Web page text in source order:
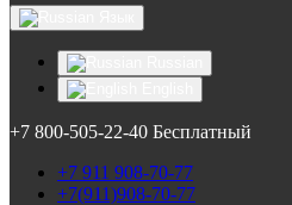
+7 800-505-22-40 Бесплатный
+7 911 908-70-77
+7(911)908-70-77